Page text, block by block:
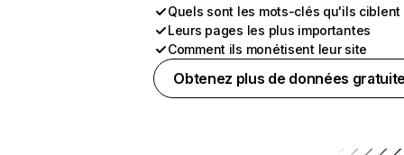
Quels sont les mots-clés qu'ils ciblent
Leurs pages les plus importantes
Comment ils monétisent leur site
Obtenez plus de données